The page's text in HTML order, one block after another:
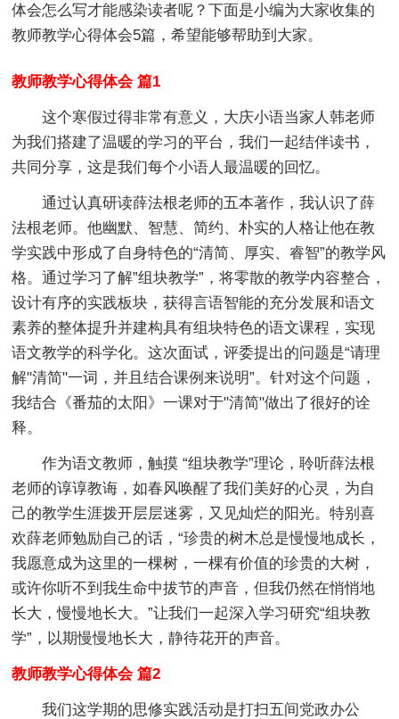
体会怎么写才能感染读者呢？下面是小编为大家收集的
教师教学心得体会5篇，希望能够帮助到大家。
教师教学心得体会 篇1
这个寒假过得非常有意义，大庆小语当家人韩老师
为我们搭建了温暖的学习的平台，我们一起结伴读书，
共同分享，这是我们每个小语人最温暖的回忆。
通过认真研读薛法根老师的五本著作，我认识了薛
法根老师。他幽默、智慧、简约、朴实的人格让他在教
学实践中形成了自身特色的“清简、厚实、睿智”的教学风
格。通过学习了解”组块教学”，将零散的教学内容整合，
设计有序的实践板块，获得言语智能的充分发展和语文
素养的整体提升并建构具有组块特色的语文课程，实现
语文教学的科学化。这次面试，评委提出的问题是“请理
解"清简"一词，并且结合课例来说明”。针对这个问题，
我结合《番茄的太阳》一课对于"清简"做出了很好的诠
释。
作为语文教师，触摸 “组块教学”理论，聆听薛法根
老师的谆谆教诲，如春风唤醒了我们美好的心灵，为自
己的教学生涯拨开层层迷雾，又见灿烂的阳光。特别喜
欢薛老师勉励自己的话，“珍贵的树木总是慢慢地成长，
我愿意成为这里的一棵树，一棵有价值的珍贵的大树，
或许你听不到我生命中拔节的声音，但我仍然在悄悄地
长大，慢慢地长大。”让我们一起深入学习研究“组块教
学”，以期慢慢地长大，静待花开的声音。
教师教学心得体会 篇2
我们这学期的思修实践活动是打扫五间党政办公